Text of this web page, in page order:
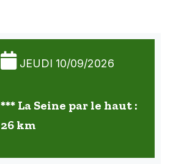
JEUDI 10/09/2026
*** La Seine par le haut :
26 km